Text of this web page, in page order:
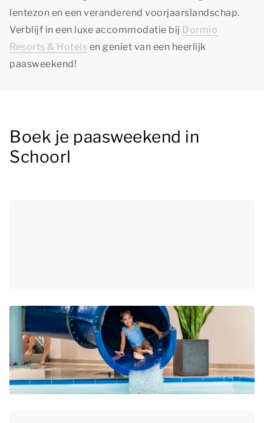
lentezon en een veranderend voorjaarslandschap.
Verblijf in een luxe accommodatie bij Dormio
Resorts & Hotels en geniet van een heerlijk
paasweekend!
Boek je paasweekend in
Schoorl